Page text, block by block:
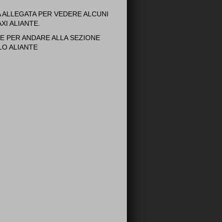
PER VEDERE ALCUNI
ALIANTE.
PER ANDARE ALLA SEZIONE
ALIANTE